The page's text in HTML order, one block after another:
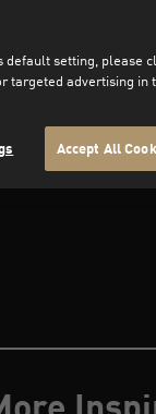
default setting, please
targeted advertising in
Accept All